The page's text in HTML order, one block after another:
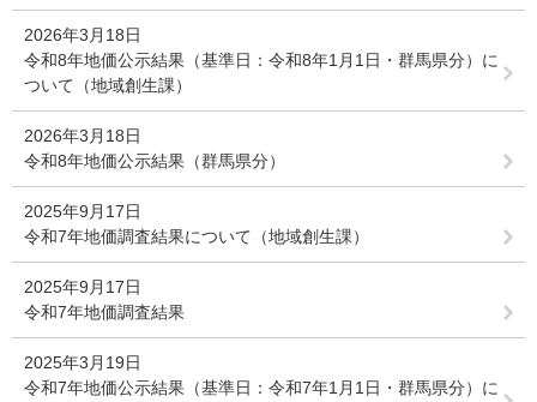
2026年3月18日
令和8年地価公示結果（基準日：令和8年1月1日・群馬県分）に
ついて（地域創生課）
2026年3月18日
令和8年地価公示結果（群馬県分）
2025年9月17日
令和7年地価調査結果について（地域創生課）
2025年9月17日
令和7年地価調査結果
2025年3月19日
令和7年地価公示結果（基準日：令和7年1月1日・群馬県分）に